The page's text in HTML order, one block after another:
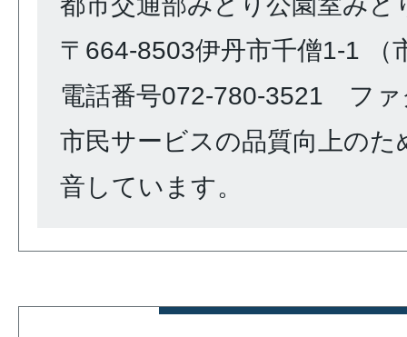
〒664-8503伊丹市千僧1-1 （
電話番号072-780-3521 ファ
市民サービスの品質向上のた
音しています。